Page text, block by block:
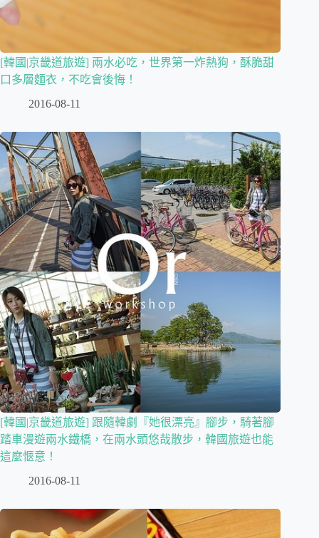
[韓國|京畿道旅遊] 兩水必吃，世界第一炸熱狗，酥脆甜
口多層麵衣，不吃會後悔！
2016-08-11
[韓國|京畿道旅遊] 跟隨韓劇『她很漂亮』腳步，騎著腳
踏車漫遊兩水鐵橋，在兩水頭悠哉散步，韓國旅遊也能
這麼愜意！
2016-08-11